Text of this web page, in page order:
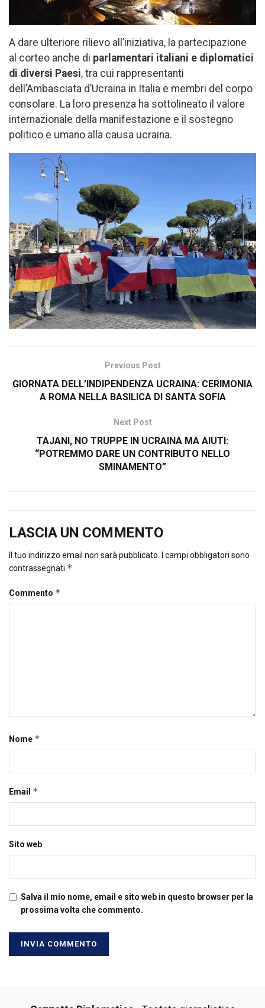
A dare ulteriore rilievo all’iniziativa, la partecipazione
al corteo anche di parlamentari italiani e diplomatici
di diversi Paesi, tra cui rappresentanti
dell’Ambasciata d’Ucraina in Italia e membri del corpo
consolare. La loro presenza ha sottolineato il valore
internazionale della manifestazione e il sostegno
politico e umano alla causa ucraina.
Previous Post
GIORNATA DELL’INDIPENDENZA UCRAINA: CERIMONIA
A ROMA NELLA BASILICA DI SANTA SOFIA
Next Post
TAJANI, NO TRUPPE IN UCRAINA MA AIUTI:
“POTREMMO DARE UN CONTRIBUTO NELLO
SMINAMENTO”
LASCIA UN COMMENTO
Il tuo indirizzo email non sarà pubblicato.
I campi obbligatori sono
contrassegnati *
Commento *
Nome *
Email *
Sito web
Salva il mio nome, email e sito web in questo browser per la
prossima volta che commento.